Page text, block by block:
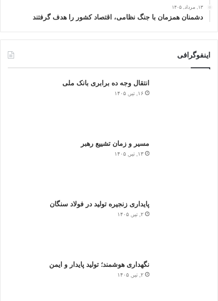
۱۳, مرداد, ۱۴۰۵
دشمنان همزمان با جنگ نظامی، اقتصاد کشور را هدف گرفتند
اینفوگرافی
انتقال وجه ده برابری بانک ملی
۱۶, تیر, ۱۴۰۵
مسیر و زمان تشییع رهبر
۱۳, تیر, ۱۴۰۵
پایداری زنجیره تولید در فولاد سنگان
۲, تیر, ۱۴۰۵
نگهداری هوشمند؛ تولید پایدار و ایمن
۲, تیر, ۱۴۰۵